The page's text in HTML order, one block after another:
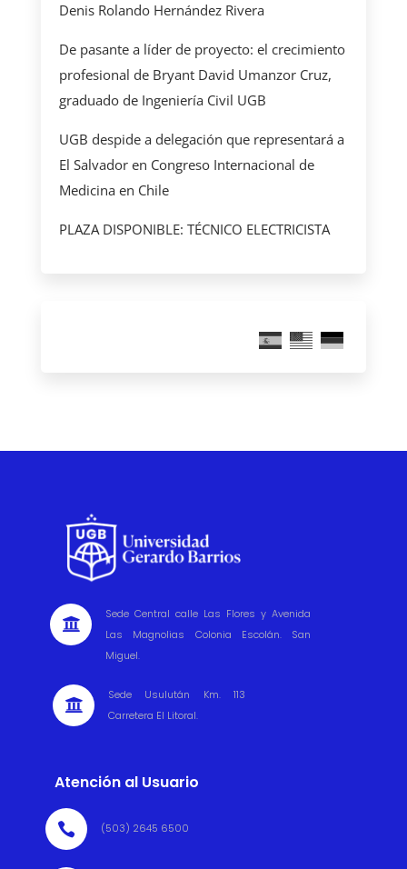
Denis Rolando Hernández Rivera
De pasante a líder de proyecto: el crecimiento
profesional de Bryant David Umanzor Cruz,
graduado de Ingeniería Civil UGB
UGB despide a delegación que representará a
El Salvador en Congreso Internacional de
Medicina en Chile
PLAZA DISPONIBLE: TÉCNICO ELECTRICISTA

Sede Central calle Las Flores y Avenida
Las Magnolias Colonia Escolán. San
Miguel.

Sede Usulután Km. 113
Carretera El Litoral.
Atención al Usuario
 (503) 2645 6500